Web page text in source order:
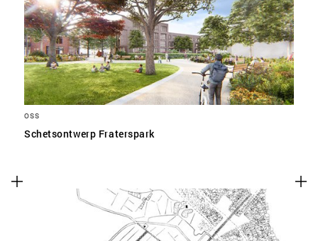
OSS
Schetsontwerp Fraterspark
SLA VOORKEUREN OP